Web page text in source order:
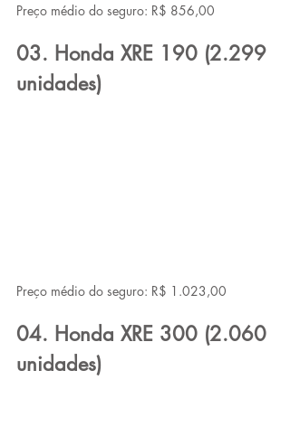
Preço médio do seguro: R$ 856,00
03. Honda XRE 190 (2.299
unidades)
Preço médio do seguro: R$ 1.023,00
04. Honda XRE 300 (2.060
unidades)